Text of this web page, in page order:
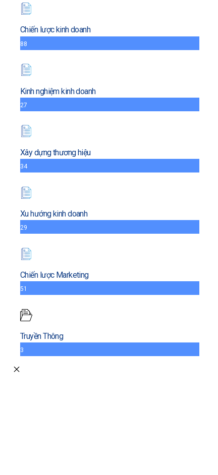
Chiến lược kinh doanh
88
Kinh nghiệm kinh doanh
27
Xây dựng thương hiệu
34
Xu hướng kinh doanh
29
Chiến lược Marketing
51
Truyền Thông
3